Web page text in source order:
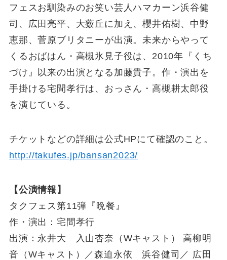
フェスお馴染みのお笑い芸人ハマカーン浜谷健
司、広田亮平、大薮丘に加え、櫻井佑樹、中野
恵那、菅原ブリタニーが出演。未来からやって
くるおばはん・高槻氷見子役は、2010年『くち
づけ』以来の出演となる加藤貴子。作・演出を
手掛ける宅間孝行は、おっさん・高槻耕太郎役
を演じている。
チケットなどの詳細は公式HPにて確認のこと。
http://takufes.jp/bansan2023/
【公演情報】
タクフェス第11弾『晩餐』
作・演出：宅間孝行
出演：永井大 入山杏奈（Wキャスト） 高柳明
音（Wキャスト）／森迫永依 浜谷健司／ 広田